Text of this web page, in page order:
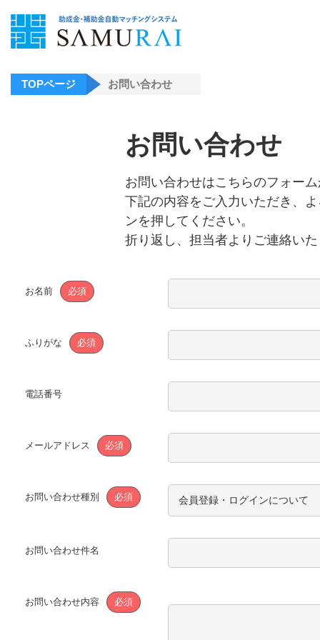
TOPページ お問い合わせ
お問い合わせ
お問い合わせはこちらのフォー
下記の内容をご入力いただき、
ンを押してください。
折り返し、担当者よりご連絡い
お名前 必須
ふりがな 必須
電話番号
メールアドレス 必須
お問い合わせ種別 必須
お問い合わせ件名
お問い合わせ内容 必須